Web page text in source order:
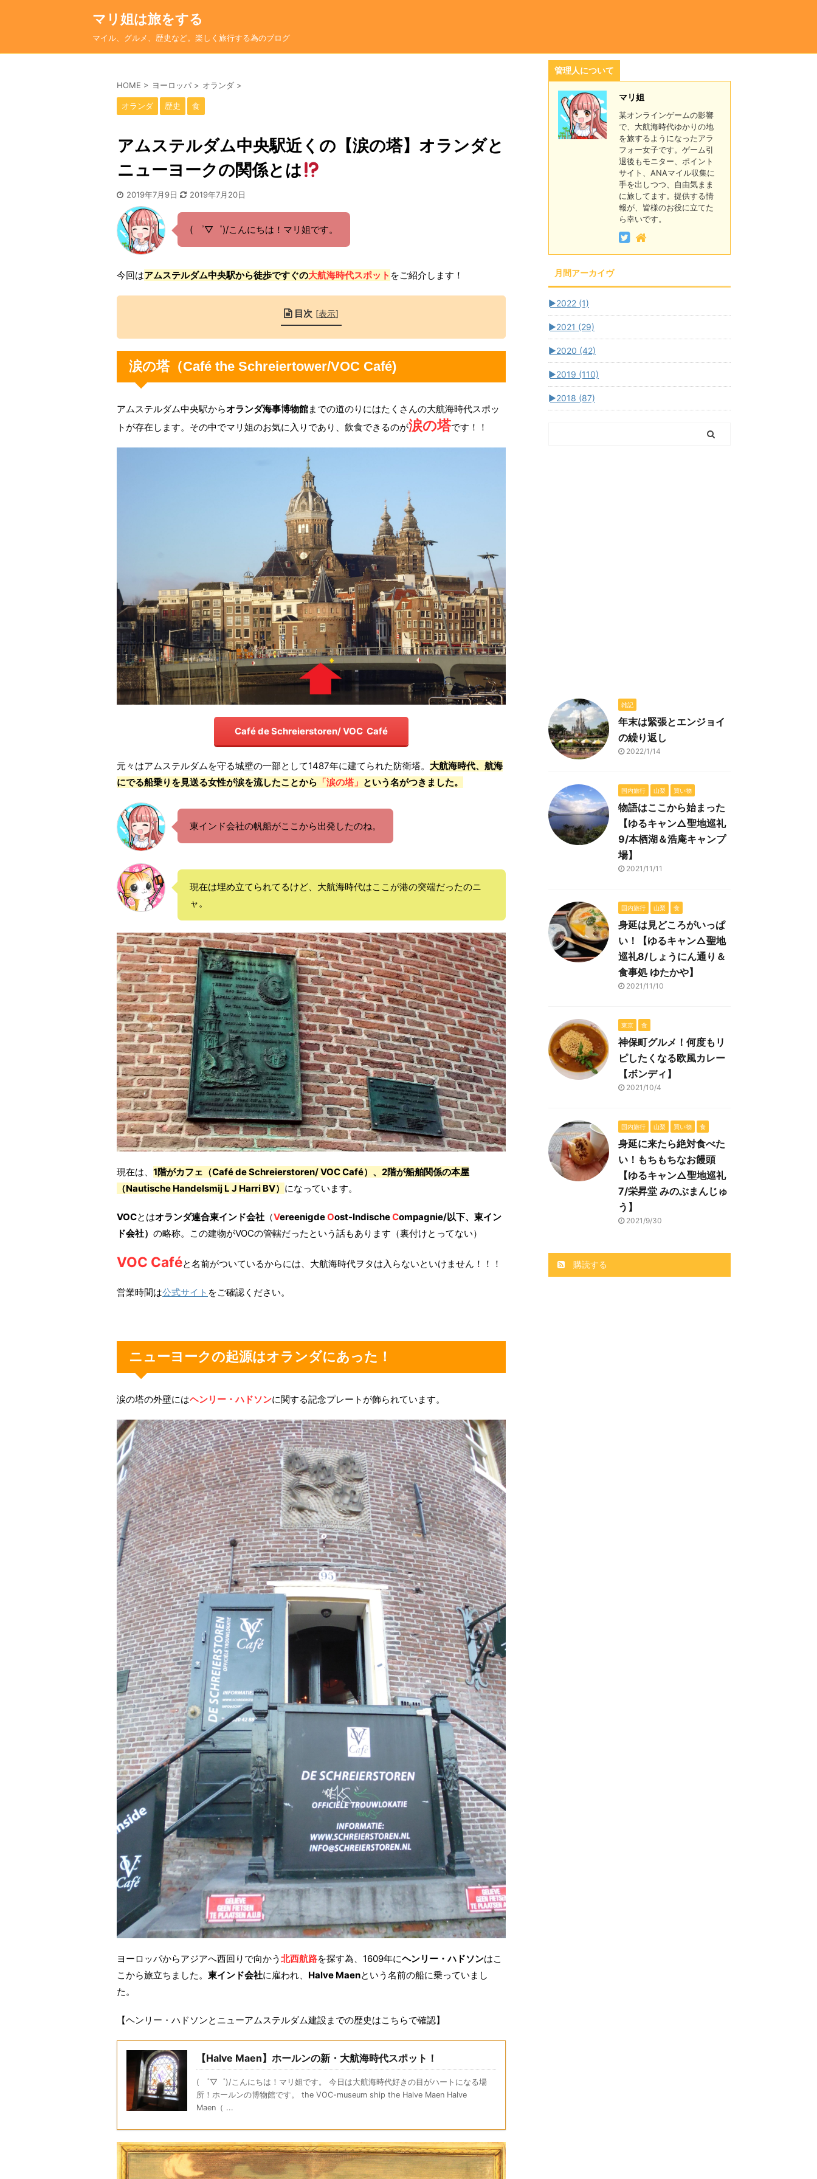
マリ姐は旅をする
マイル、グルメ、歴史など。楽しく旅行する為のブログ
HOME > ヨーロッパ > オランダ >
オランダ 歴史 食
アムステルダム中央駅近くの【涙の塔】オランダと
ニューヨークの関係とは
2019年7月9日 2019年7月20日
( ゜▽゜)/こんにちは！マリ姐です。
今回はアムステルダム中央駅から徒歩ですぐの大航海時代スポット をご紹介します！
目次 [表示]
涙の塔（Café the Schreiertower/VOC Café)
アムステルダム中央駅からオランダ海事博物館までの道のりにはたくさんの大航海時代スポッ
トが存在します。その中でマリ姐のお気に入りであり、飲食できるのが涙の塔です！！
Café de Schreierstoren/ VOC Café
元々はアムステルダムを守る城壁の一部として1487年に建てられた防衛塔。 大航海時代、航海
にでる船乗りを見送る女性が涙を流したことから 「涙の塔」 という名がつきました。
東インド会社の帆船がここから出発したのね。
現在は埋め立てられてるけど、大航海時代はここが港の突端だったのニ
ャ。
現在は、 1階がカフェ （Café de Schreierstoren/ VOC Café）、2階が船舶関係の本屋
（Nautische Handelsmij L J Harri BV） になっています。
VOCとはオランダ連合東インド会社 （VereenigdeOost-IndischeCompagnie/以下、東イン
ド会社） の略称。この建物がVOCの管轄だったという話もあります（裏付けとってない）
VOC Caféと名前がついているからには、大航海時代ヲタは入らないといけません！！！
営業時間は公式サイト をご確認ください。
ニューヨークの起源はオランダにあった！
涙の塔の外壁にはヘンリー・ハドソンに関する記念プレートが飾られています。
ヨーロッパからアジアへ西回りで向かう 北西航路を探す為、1609年にヘンリー・ハドソンはこ
こから旅立ちました。 東インド会社に雇われ、 Halve Maenという名前の船に乗っていまし
た。
【ヘンリー・ハドソンとニューアムステルダム建設までの歴史はこちらで確認】
【Halve Maen】ホールンの新・大航海時代スポット！
( ゜▽゜)/こんにちは！マリ姐です。 今日は大航海時代好きの目がハートになる場
所！ホールンの博物館です。 the VOC-museum ship the Halve Maen Halve
Maen（ ...
管理人について
マリ姐
某オンラインゲームの影響
で、大航海時代ゆかりの地
を旅するようになったアラ
フォー女子です。ゲーム引
退後もモニター、ポイント
サイト、ANAマイル収集に
手を出しつつ、自由気まま
に旅してます。提供する情
報が、皆様のお役に立てた
ら幸いです。
月間アーカイヴ
►2022 (1)
►2021 (29)
►2020 (42)
►2019 (110)
►2018 (87)
雑記
年末は緊張とエンジョイ
の繰り返し
2022/1/14
国内旅行 山梨 買い物
物語はここから始まった
【ゆるキャン△聖地巡礼
9/本栖湖＆浩庵キャンプ
場】
2021/11/11
国内旅行 山梨 食
身延は見どころがいっぱ
い！【ゆるキャン△聖地
巡礼8/しょうにん通り＆
食事処 ゆたかや】
2021/11/10
東京 食
神保町グルメ！何度もリ
ピしたくなる欧風カレー
【ボンディ】
2021/10/4
国内旅行 山梨 買い物 食
身延に来たら絶対食べた
い！もちもちなお饅頭
【ゆるキャン△聖地巡礼
7/栄昇堂 みのぶまんじゅ
う】
2021/9/30
購読する